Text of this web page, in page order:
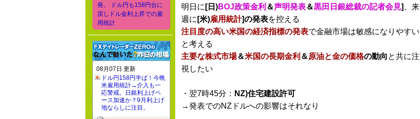
明日に [日)BOJ政策金利 ＆声明発表＆黒田日銀総裁の記者会見]
、来
週に [米)雇用統計]の発表を控える
注目度の高い米国の経済指標の発表で金融市場は敏感になりやすい
と考える
主要な株式市場＆米国の長期金利 ＆ 原油と金の価格の動向 と共に注
視したい
・翌7時45分： NZ)住宅建設許可
→発表でのNZドルへの影響はそれなり
発、 ドル円も158円台に
戻しドル金利上昇での雇
用統計
08月07日 更新
ドル円158円半ば！今晩
米雇用統計→介入も一
応警戒。日銀利上げペ
ース加速か？9月利上げ
地ならしに注目。